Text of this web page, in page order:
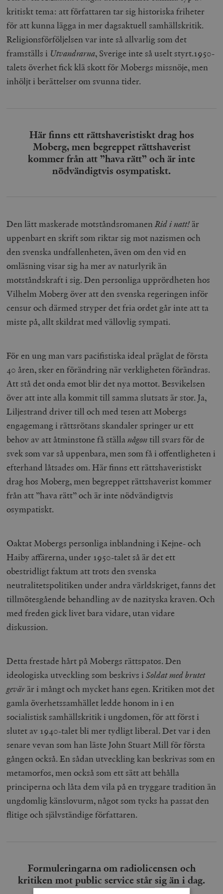
kritiskt tema: att författaren tar sig historiska friheter
för att kunna lägga in mer dagsaktuell samhällskritik.
Religionsförföljelsen var inte så allvarlig som det
framställs i Utvandrarna, Sverige inte så uselt styrt.1950-
talets överhet fick klä skott för Mobergs missnöje, men
inhöljt i berättelser om svunna tider.
Här finns ett rättshaveristiskt drag hos
Moberg, men begreppet rättshaverist
kommer från att ”hava rätt” och är inte
nödvändigtvis osympatiskt.
Den lätt maskerade motståndsromanenRid i natt!är
uppenbart en skrift som riktar sig mot nazismen och
den svenska undfallenheten, även om den vid en
omläsning visar sig ha mer av naturlyrik än
motståndskraft i sig. Den personliga upprördheten hos
Vilhelm Moberg över att den svenska regeringen inför
censur och därmed stryper det fria ordet går inte att ta
miste på, allt skildrat med vällovlig sympati.
För en ung man vars pacifistiska ideal präglat de första
40 åren, sker en förändring när verkligheten förändras.
Att stå det onda emot blir det nya mottot. Besvikelsen
över att inte alla kommit till samma slutsats är stor. Ja,
Liljestrand driver till och med tesen att Mobergs
engagemang i rättsrötans skandaler springer ur ett
behov av att åtminstone få ställanågon till svars för de
svek som var så uppenbara, men som få i offentligheten i
efterhand låtsades om. Här finns ett rättshaveristiskt
drag hos Moberg, men begreppet rättshaverist kommer
från att ”hava rätt” och är inte nödvändigtvis
osympatiskt.
Oaktat Mobergs personliga inblandning i Kejne- och
Haiby affärerna, under 1950-talet så är det ett
obestridligt faktum att trots den svenska
neutralitetspolitiken under andra världskriget, fanns det
tillmötesgående behandling av de nazityska kraven. Och
med freden gick livet bara vidare, utan vidare
diskussion.
Detta frestade hårt på Mobergs rättspatos. Den
ideologiska utveckling som beskrivs iSoldat med brutet
gevär är i mångt och mycket hans egen. Kritiken mot det
gamla överhetssamhället ledde honom in i en
socialistisk samhällskritik i ungdomen, för att först i
slutet av 1940-talet bli mer tydligt liberal. Det var i den
senare vevan som han läste John Stuart Mill för första
gången också. En sådan utveckling kan beskrivas som en
metamorfos, men också som ett sätt att behålla
principerna och låta dem vila på en tryggare tradition än
ungdomlig känslovurm, något som tycks ha passat den
flitige och självständige författaren.
Formuleringarna om radiolicensen och
kritiken mot public service står sig än i dag.